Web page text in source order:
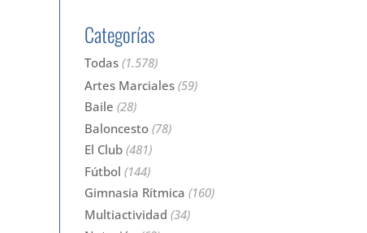
Categorías
Todas(1.578)
Artes Marciales(59)
Baile (28)
Baloncesto(78)
El Club(481)
Fútbol (144)
Gimnasia Rítmica (160)
Multiactividad (34)